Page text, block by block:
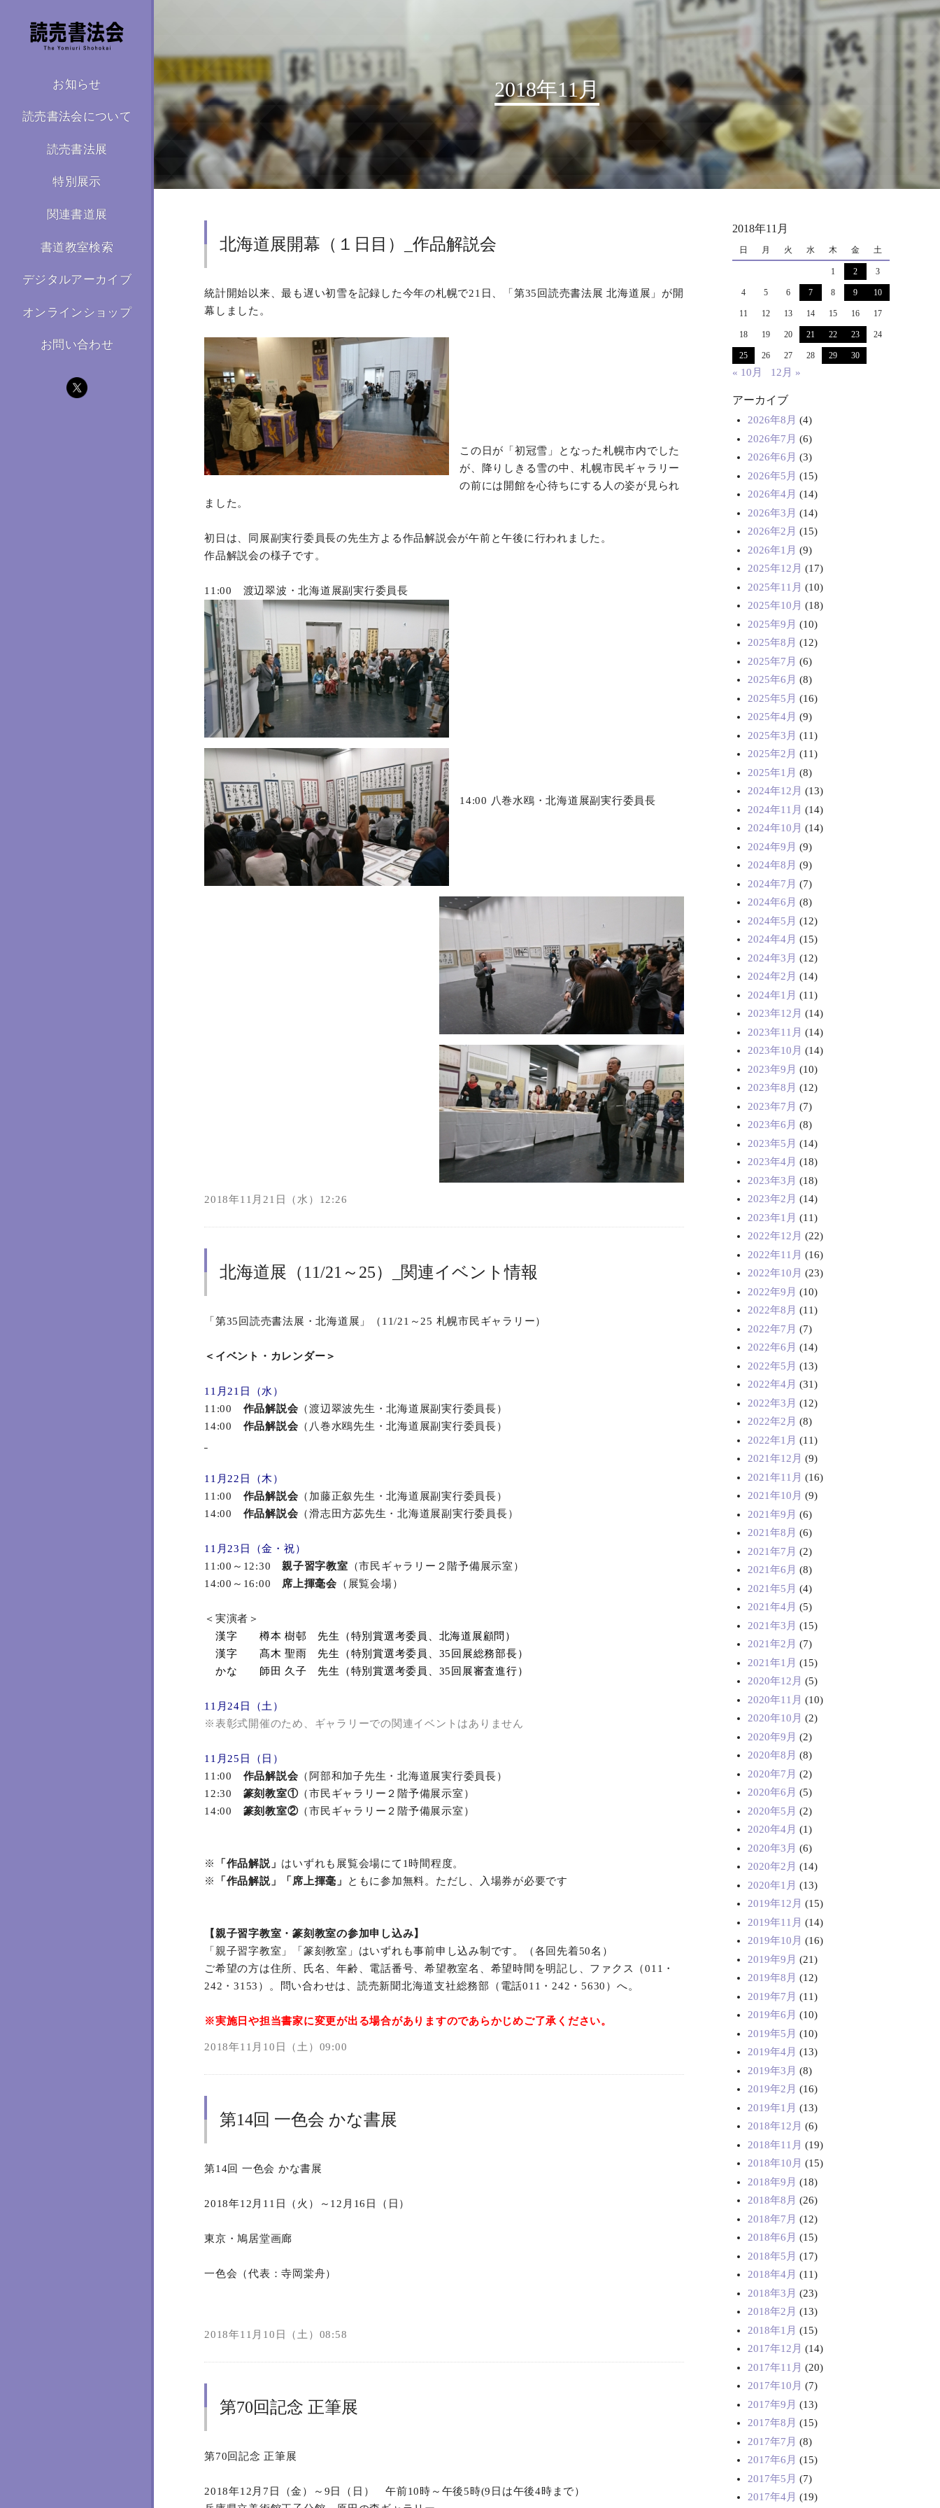
お知らせ
読売書法会について
読売書法展
特別展示
関連書道展
書道教室検索
デジタルアーカイブ
オンラインショップ
お問い合わせ
2018年11月
北海道展開幕（１日目）_作品解説会
統計開始以来、最も遅い初雪を記録した今年の札幌で21日、「第35回読売書法展 北海道展」が開
幕しました。
この日が「初冠雪」となった札幌市内でした
が、降りしきる雪の中、札幌市民ギャラリー
の前には開館を心待ちにする人の姿が見られ
ました。
初日は、同展副実行委員長の先生方よる作品解説会が午前と午後に行われました。
作品解説会の様子です。
11:00 渡辺翠波・北海道展副実行委員長
14:00 八巻水鴎・北海道展副実行委員長
2018年11月21日（水）12:26
北海道展（11/21～25）_関連イベント情報
「第35回読売書法展・北海道展」（11/21～25 札幌市民ギャラリー）
＜イベント・カレンダー＞
11月21日（水）
11:00 作品解説会 （渡辺翠波先生・北海道展副実行委員長）
14:00 作品解説会 （八巻水鴎先生・北海道展副実行委員長）
11月22日（木）
11:00 作品解説会 （加藤正叙先生・北海道展副実行委員長）
14:00 作品解説会 （滑志田方苾先生・北海道展副実行委員長）
11月23日（金・祝）
11:00～12:30 親子習字教室 （市民ギャラリー２階予備展示室）
14:00～16:00
席上揮毫会 （展覧会場）
＜実演者＞
漢字 樽本 樹邨 先生（特別賞選考委員、 北海道展顧問）
漢字 髙木 聖雨 先生（特別賞選考委員、 35 回展総務部長）
かな 師田 久子 先生（特別賞選考委員、 35 回展審査進行）
11月24日（土）
※表彰式開催のため、ギャラリーでの関連イベントはありません
11月25日（日）
11:00 作品解説会 （阿部和加子先生・北海道展実行委員長）
12:30 篆刻教室①（市民ギャラリー２階予備展示室）
14:00 篆刻教室②（市民ギャラリー２階予備展示室）
※ 「作品解説」 はいずれも展覧会場にて1時間程度。
※
「作品解説」「席上揮毫」 ともに参加無料。ただし、入場券が必要です
【親子習字教室・篆刻教室の参加申し込み】
「親子習字教室」「篆刻教室」はいずれも事前申し込み制です。（各回先着50名）
ご希望の方は住所、氏名、年齢、電話番号、希望教室名、希望時間を明記し、ファクス（011・
242・3153）。問い合わせは、読売新聞北海道支社総務部（電話011・242・5630）へ。
※実施日や担当書家に変更が出る場合がありますのであらかじめご了承ください。
2018年11月10日（土）09:00
第14回 一色会 かな書展
第14回 一色会 かな書展
2018年12月11日（火）～12月16日（日）
東京・鳩居堂画廊
一色会（代表：寺岡棠舟）
2018年11月10日（土）08:58
第70回記念 正筆展
第70回記念 正筆展
2018年12月7日（金）～9日（日） 午前10時～午後5時(9日は午後4時まで）
2018年11月
日 月 火 水 木 金 土
1 2 3
4 5 6 7 8 9 10
11 12 13 14 15 16 17
18 19 20 21 22 23 24
25 26 27 28 29 30
« 10月 12月 »
アーカイブ
2026年8月 (4)
2026年7月 (6)
2026年6月 (3)
2026年5月 (15)
2026年4月 (14)
2026年3月 (14)
2026年2月 (15)
2026年1月 (9)
2025年12月 (17)
2025年11月 (10)
2025年10月 (18)
2025年9月 (10)
2025年8月 (12)
2025年7月 (6)
2025年6月 (8)
2025年5月 (16)
2025年4月 (9)
2025年3月 (11)
2025年2月 (11)
2025年1月 (8)
2024年12月 (13)
2024年11月 (14)
2024年10月 (14)
2024年9月 (9)
2024年8月 (9)
2024年7月 (7)
2024年6月 (8)
2024年5月 (12)
2024年4月 (15)
2024年3月 (12)
2024年2月 (14)
2024年1月 (11)
2023年12月 (14)
2023年11月 (14)
2023年10月 (14)
2023年9月 (10)
2023年8月 (12)
2023年7月 (7)
2023年6月 (8)
2023年5月 (14)
2023年4月 (18)
2023年3月 (18)
2023年2月 (14)
2023年1月 (11)
2022年12月 (22)
2022年11月 (16)
2022年10月 (23)
2022年9月 (10)
2022年8月 (11)
2022年7月 (7)
2022年6月 (14)
2022年5月 (13)
2022年4月 (31)
2022年3月 (12)
2022年2月 (8)
2022年1月 (11)
2021年12月 (9)
2021年11月 (16)
2021年10月 (9)
2021年9月 (6)
2021年8月 (6)
2021年7月 (2)
2021年6月 (8)
2021年5月 (4)
2021年4月 (5)
2021年3月 (15)
2021年2月 (7)
2021年1月 (15)
2020年12月 (5)
2020年11月 (10)
2020年10月 (2)
2020年9月 (2)
2020年8月 (8)
2020年7月 (2)
2020年6月 (5)
2020年5月 (2)
2020年4月 (1)
2020年3月 (6)
2020年2月 (14)
2020年1月 (13)
2019年12月 (15)
2019年11月 (14)
2019年10月 (16)
2019年9月 (21)
2019年8月 (12)
2019年7月 (11)
2019年6月 (10)
2019年5月 (10)
2019年4月 (13)
2019年3月 (8)
2019年2月 (16)
2019年1月 (13)
2018年12月 (6)
2018年11月 (19)
2018年10月 (15)
2018年9月 (18)
2018年8月 (26)
2018年7月 (12)
2018年6月 (15)
2018年5月 (17)
2018年4月 (11)
2018年3月 (23)
2018年2月 (13)
2018年1月 (15)
2017年12月 (14)
2017年11月 (20)
2017年10月 (7)
2017年9月 (13)
2017年8月 (15)
2017年7月 (8)
2017年6月 (15)
2017年5月 (7)
2017年4月 (19)
お知らせ
読売書法会について
読売書法展
関連書道展
オンラインショップ
お問い合わせ